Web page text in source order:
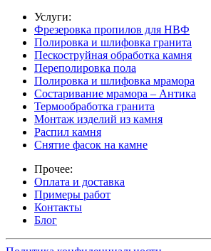
Услуги:
Фрезеровка пропилов для НВФ
Полировка и шлифовка гранита
Пескоструйная обработка камня
Переполировка пола
Полировка и шлифовка мрамора
Состаривание мрамора – Антика
Термообработка гранита
Монтаж изделий из камня
Распил камня
Снятие фасок на камне
Прочее:
Оплата и доставка
Примеры работ
Контакты
Блог